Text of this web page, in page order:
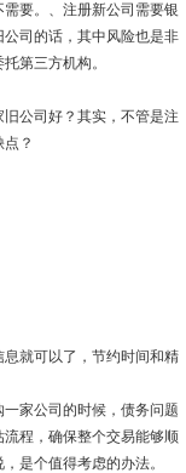
要。、注册新公司需要银
司的话，其中风险也是非
第三方机构。
公司好？其实，不管是注
？
就可以了，节约时间和精
家公司的时候，债务问题
程，确保整个交易能够顺
是个值得考虑的办法。